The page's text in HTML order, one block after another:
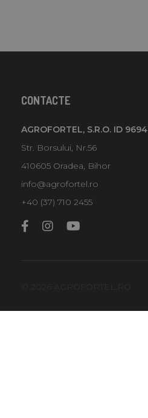
CONTACTE
AGROFORTEL, S.R.O. ID 9694
Str. Borsului, Nr.56
410605 Oradea, Bihor
info@agrofortel.ro
+40 (37) 710 2455